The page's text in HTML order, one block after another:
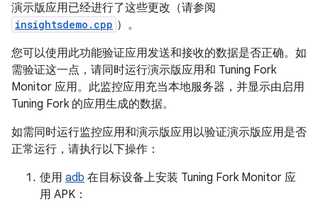
演示版应用已经进行了这些更改（请参阅
insightsdemo.cpp ）。
您可以使用此功能验证应用发送和接收的数据是否正确。如
需验证这一点，请同时运行演示版应用和 Tuning Fork
Monitor 应用。此监控应用充当本地服务器，并显示由启用
Tuning Fork 的应用生成的数据。
如需同时运行监控应用和演示版应用以验证演示版应用是否
正常运行，请执行以下操作：
使用 adb 在目标设备上安装 Tuning Fork Monitor 应
用 APK：